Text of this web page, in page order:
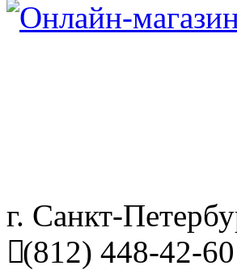
г. Санкт-
(812) 448-42-60